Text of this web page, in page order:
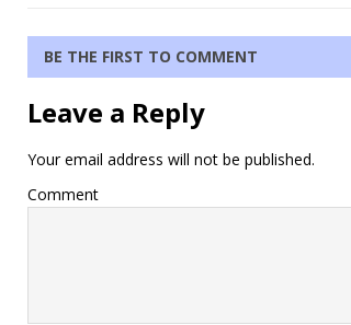
BE THE FIRST TO COMMENT
Leave a Reply
Your email address will not be published.
Comment